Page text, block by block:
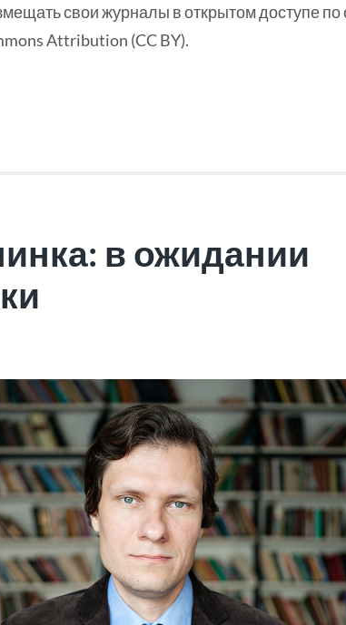
свои журналы в открытом доступе по
Attribution (CC BY).
в ожидании